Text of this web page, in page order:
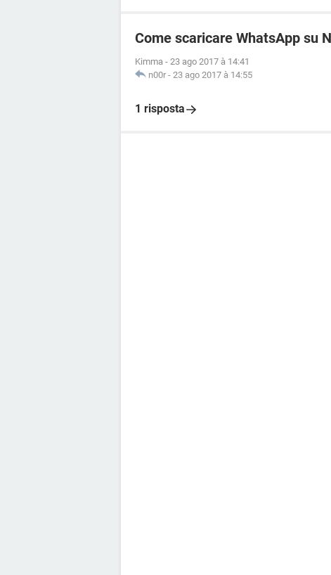
Come scaricare WhatsApp su
Kimma - 23 ago 2017 à 14:41
n00r - 23 ago 2017 à 14:55
1 risposta